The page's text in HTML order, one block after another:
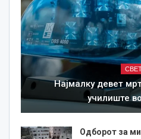
Најмалку девет
училиште
Одборот за